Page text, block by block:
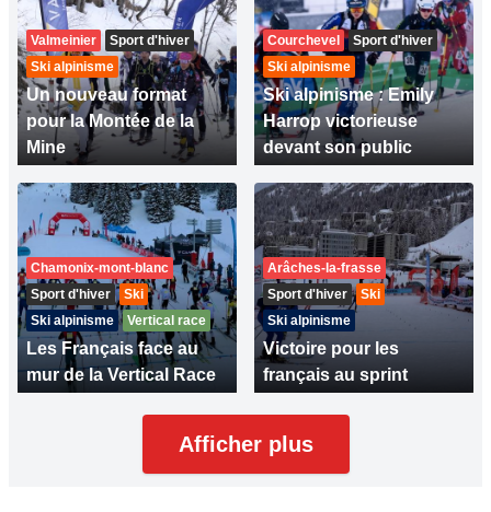
Valmeinier
Sport d'hiver
Ski alpinisme
Un nouveau format
pour la Montée de la
Mine
Courchevel
Sport d'hiver
Ski alpinisme
Ski alpinisme : Emily
Harrop victorieuse
devant son public
Chamonix-mont-blanc
Sport d'hiver
Ski
Ski alpinisme
Vertical race
Les Français face au
mur de la Vertical Race
Arâches-la-frasse
Sport d'hiver
Ski
Ski alpinisme
Victoire pour les
français au sprint
Afficher plus